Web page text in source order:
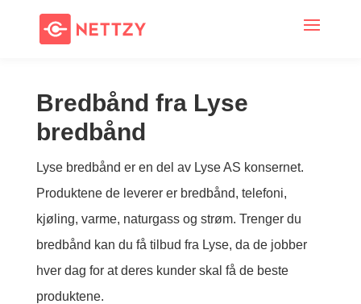
Bredbånd fra Lyse
bredbånd
Lyse bredbånd er en del av Lyse AS konsernet.
Produktene de leverer er bredbånd, telefoni,
kjøling, varme, naturgass og strøm. Trenger du
bredbånd kan du få tilbud fra Lyse, da de jobber
hver dag for at deres kunder skal få de beste
produktene.